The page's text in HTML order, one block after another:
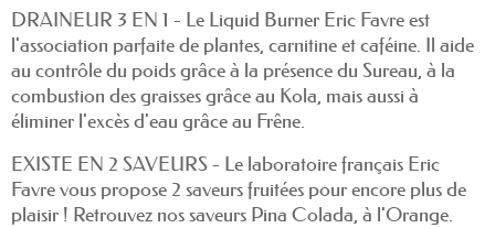
DRAINEUR 3 EN 1 - Le Liquid Burner Eric Favre est
l'association parfaite de plantes, carnitine et caféine. Il aide
au contrôle du poids grâce à la présence du Sureau, à la
combustion des graisses grâce au Kola, mais aussi à
éliminer l'excès d'eau grâce au Frêne.
EXISTE EN 2 SAVEURS - Le laboratoire français Eric
Favre vous propose 2 saveurs fruitées pour encore plus de
plaisir ! Retrouvez nos saveurs Pina Colada, à l'Orange.